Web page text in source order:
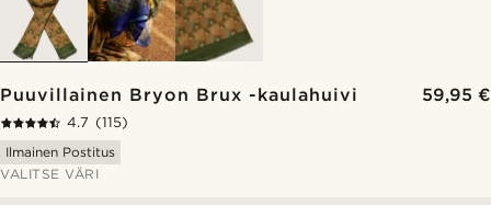
Puuvillainen Bryon Brux -kaulahuivi 59,95 €
4.7 (115)
Ilmainen Postitus
VALITSE VÄRI